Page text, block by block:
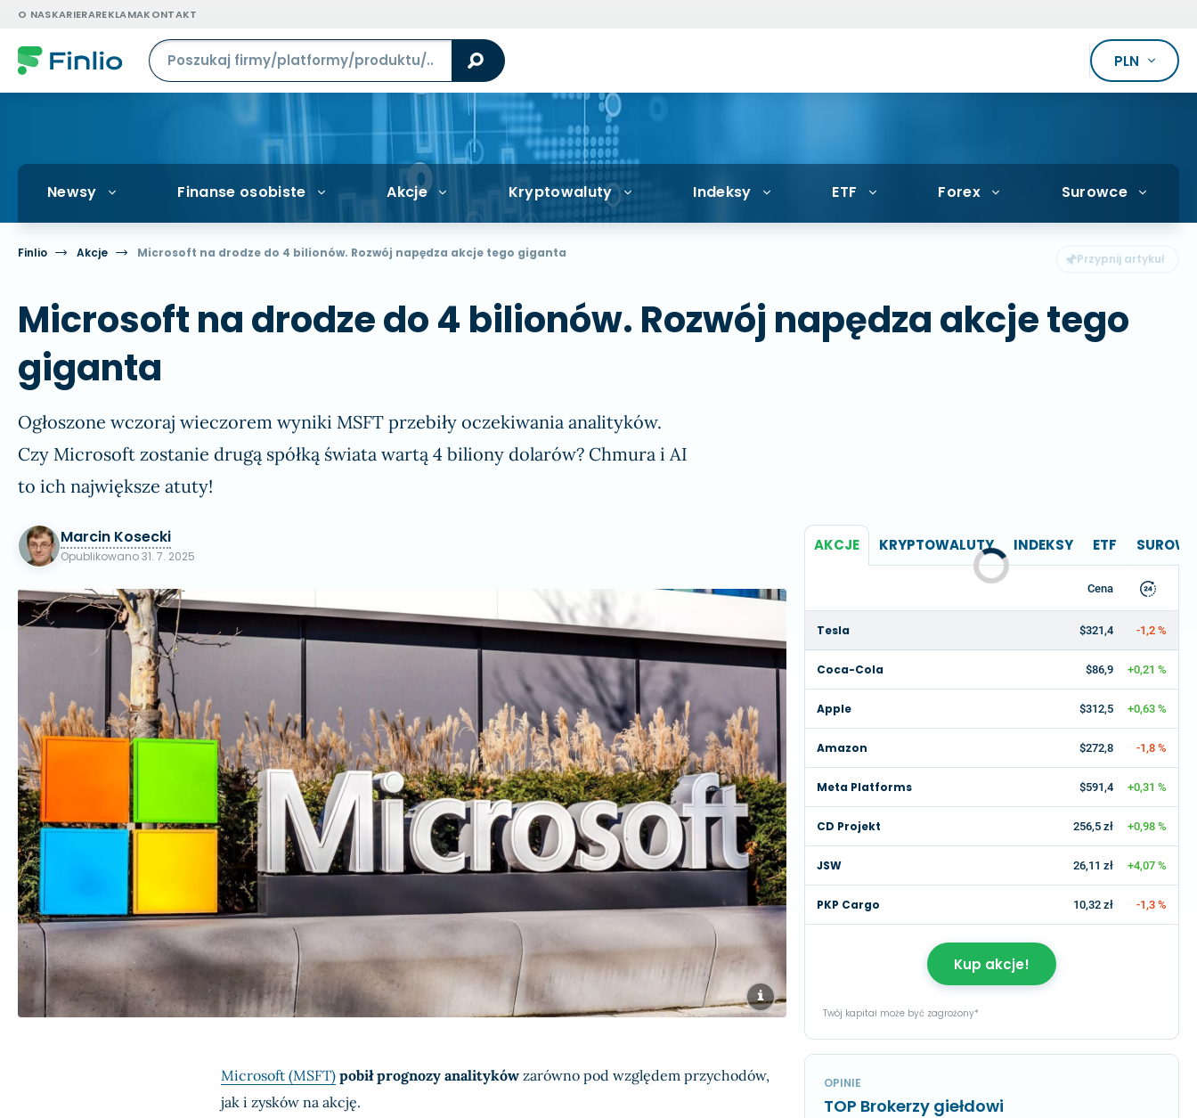
O NASKARIERAREKLAMAKONTAKT
PLN
Newsy Finanse osobiste Akcje Kryptowaluty Indeksy ETF Forex Surowce
Finlio Akcje Microsoft na drodze do 4 bilionów. Rozwój napędza akcje tego giganta
Microsoft na drodze do 4 bilionów. Rozwój napędza akcje tego
giganta
Ogłoszone wczoraj wieczorem wyniki MSFT przebiły oczekiwania analityków.
Czy Microsoft zostanie drugą spółką świata wartą 4 biliony dolarów? Chmura i AI
to ich największe atuty!
Marcin Kosecki
Opublikowano31. 7. 2025
Microsoft (MSFT) pobił prognozy analitykówzarówno pod względem przychodów,
jak i zysków na akcję.
AKCJE KRYPTOWALUTY INDEKSY ETF
Cena
Tesla $321,4 -1,2 %
Coca-Cola $86,9 +0,21 %
Apple $312,5 +0,63 %
Amazon $272,8 -1,8 %
Meta Platforms $591,4 +0,31 %
CD Projekt 256,5 zł +0,98 %
JSW 26,11 zł +4,07 %
PKP Cargo 10,32 zł -1,3 %
Kup akcje!
Twój kapitał może być zagrożony*
OPINIE
TOP Brokerzy giełdowi